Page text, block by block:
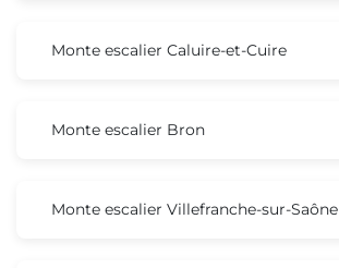
Monte escalier Caluire-et-Cuire
Monte escalier Bron
Monte escalier Villefranche-sur-Saône